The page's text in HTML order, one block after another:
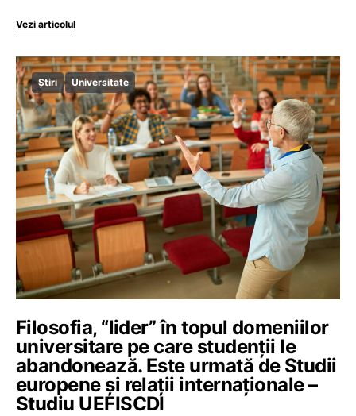
Vezi articolul
Știri Universitate
Filosofia, “lider” în topul domeniilor
universitare pe care studenții le
abandonează. Este urmată de Studii
europene și relații internaționale –
Studiu UEFISCDI